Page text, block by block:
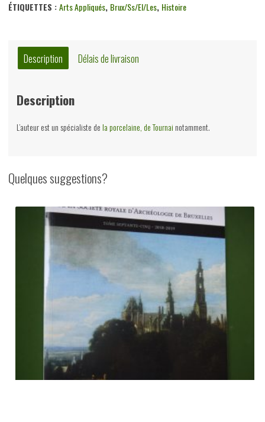
ÉTIQUETTES :Arts Appliqués, Brux/ss/el/les, Histoire
Description Délais de livraison
Description
L’auteur est un spécialiste dela porcelaine, de Tournai notamment.
Quelques suggestions?